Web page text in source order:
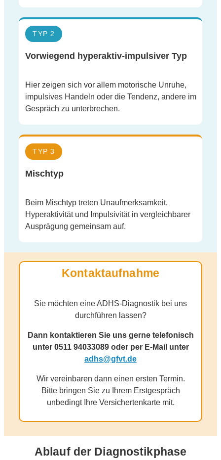
TYP 2
Vorwiegend hyperaktiv-impulsiver Typ
Hier zeigen sich vor allem motorische Unruhe,
impulsives Handeln oder die Tendenz, andere im
Gespräch zu unterbrechen.
TYP 3
Mischtyp
Beim Mischtyp treten Unaufmerksamkeit,
Hyperaktivität und Impulsivität in vergleichbarer
Ausprägung gemeinsam auf.
Kontaktaufnahme
Sie möchten eine ADHS-Diagnostik bei uns
durchführen lassen?
Dann kontaktieren Sie uns gerne telefonisch
unter 0511 94033089 oder per E-Mail unter
adhs@gfvt.de
Wir vereinbaren dann einen ersten Termin.
Bitte bringen Sie zu Ihrem Erstgespräch
unbedingt Ihre Versichertenkarte mit.
Ablauf der Diagnostikphase